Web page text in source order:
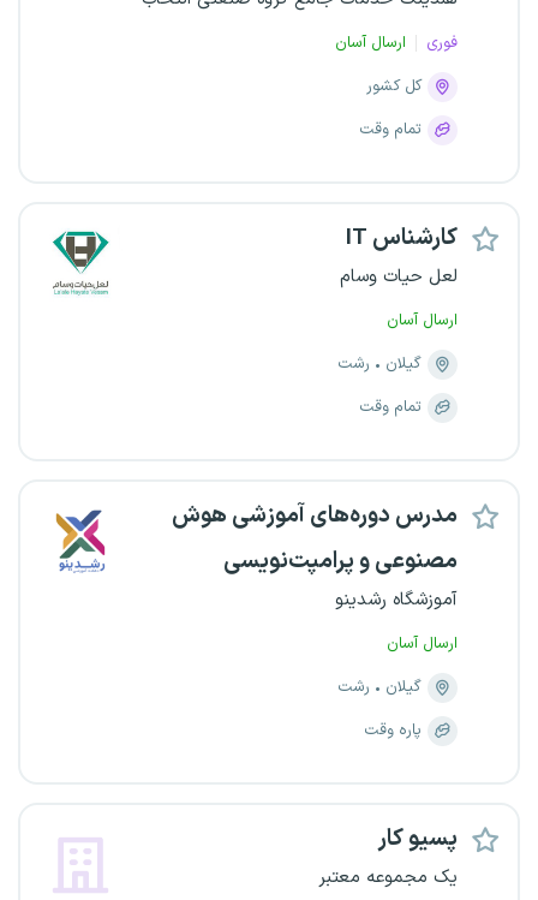
فوری
ارسال آسان
کل کشور
تمام وقت
کارشناس IT
لعل حیات وسام
ارسال آسان
گیلان
رشت
تمام وقت
مدرس دوره‌های آموزشی هوش
مصنوعی و پرامپت‌نویسی
آموزشگاه رشدینو
ارسال آسان
گیلان
رشت
پاره وقت
پسیو کار
یک مجموعه معتبر